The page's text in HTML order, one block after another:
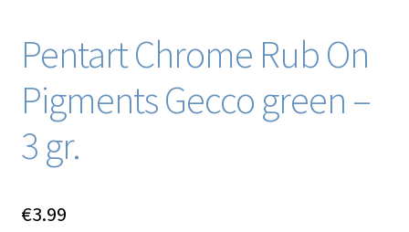
Pentart Chrome Rub On
Pigments Gecco green –
3 gr.
€3.99